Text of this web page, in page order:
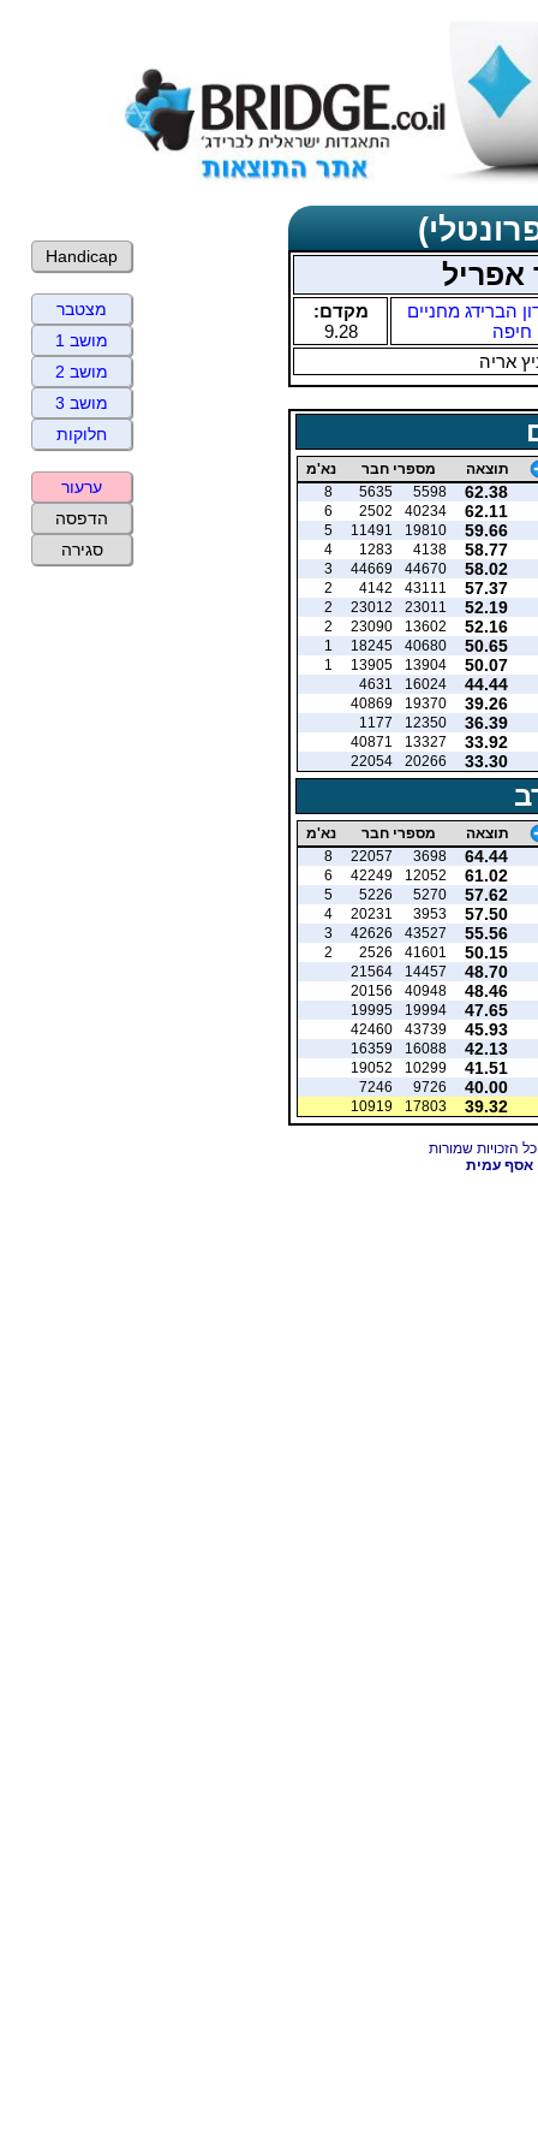
אפריל
הברידג מחניים
חיפה
מקדם:
9.28
אריה
תוצאה מספרי חבר נא'מ
62.38
5598
5635
8
62.11
40234
2502
6
59.66
19810
11491
5
58.77
4138
1283
4
58.02
44670
44669
3
57.37
43111
4142
2
52.19
23011
23012
2
52.16
13602
23090
2
50.65
40680
18245
1
50.07
13904
13905
1
44.44
16024
4631
39.26
19370
40869
36.39
12350
1177
33.92
13327
40871
33.30
20266
22054
תוצאה מספרי חבר נא'מ
64.44
3698
22057
8
61.02
12052
42249
6
57.62
5270
5226
5
57.50
3953
20231
4
55.56
43527
42626
3
50.15
41601
2526
2
48.70
14457
21564
48.46
40948
20156
47.65
19994
19995
45.93
43739
42460
42.13
16088
16359
41.51
10299
19052
40.00
9726
7246
39.32
17803
10919
אסף עמית
Handicap
מצטבר
מושב 1
מושב 2
מושב 3
חלוקות
ערעור
הדפסה
סגירה